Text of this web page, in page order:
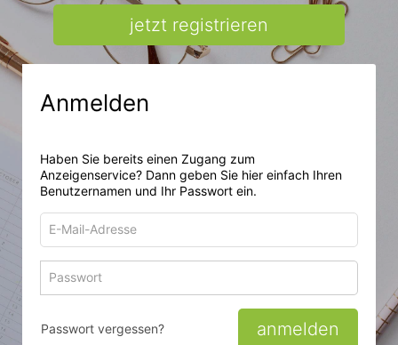
jetzt registrieren
Anmelden
Haben Sie bereits einen Zugang zum
Anzeigenservice? Dann geben Sie hier einfach Ihren
Benutzernamen und Ihr Passwort ein.
Adresse
zum
Anmelden
anmelden
Passwort vergessen?